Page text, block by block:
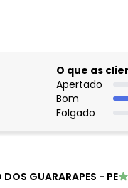
O que as
Apertado
Bom
Folgado
GUARARAPES - PE